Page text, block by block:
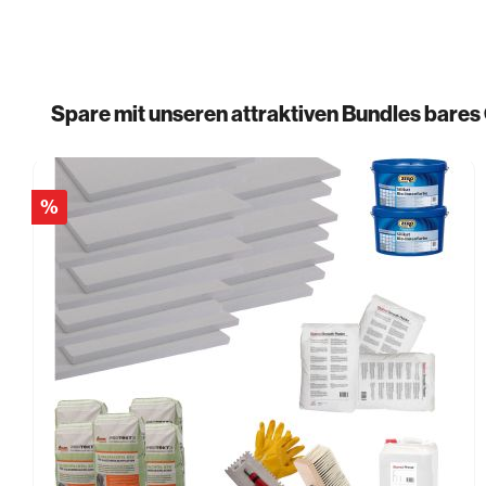
Spare mit unseren attraktiven Bundles bares
%